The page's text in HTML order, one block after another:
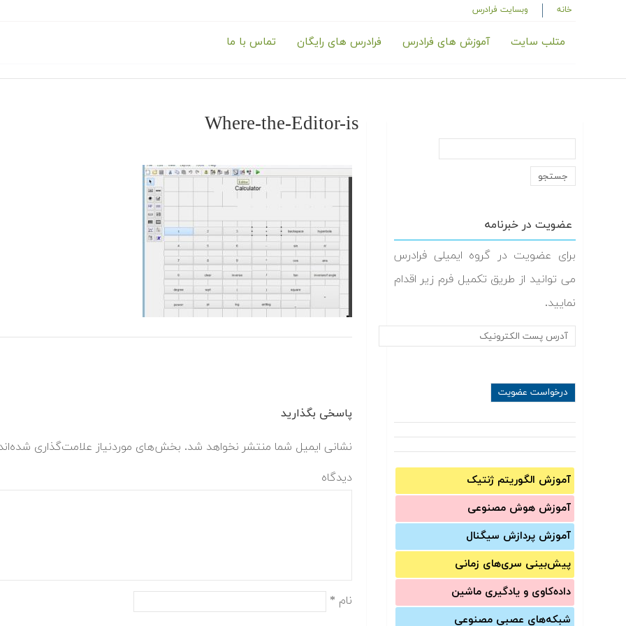
خانه وبسایت فرادرس
متلب سایت آموزش های فرادرس فرادرس های رایگان تماس با ما
عضویت در خبرنامه
برای عضویت در گروه ایمیلی فرادرس
می توانید از طریق تکمیل فرم زیر اقدام
نمایید.
آموزش الگوریتم ژنتیک
آموزش‌ هوش مصنوعی
آموزش‌ پردازش سیگنال
پیش‌‌بینی سری‌‌های زمانی
داده‌کاوی و یادگیری ماشین
شبکه‌های عصبی مصنوعی
Where-the-Editor-is
پاسخی بگذارید
نشانی ایمیل شما منتشر نخواهد شد. بخش‌های موردنیاز علامت‌گذاری
دیدگاه
نام *